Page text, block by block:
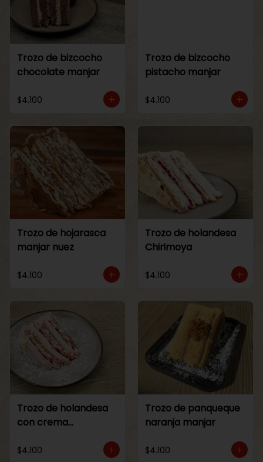
Trozo de bizcocho
chocolate manjar
$4.100
Trozo de bizcocho
pistacho manjar
$4.100
Trozo de hojarasca
manjar nuez
$4.100
Trozo de holandesa
Chirimoya
$4.100
Trozo de holandesa
con crema
$4.100
Trozo de panqueque
naranja manjar
$4.100